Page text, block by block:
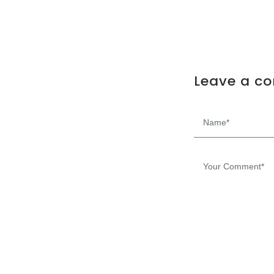
Leave a